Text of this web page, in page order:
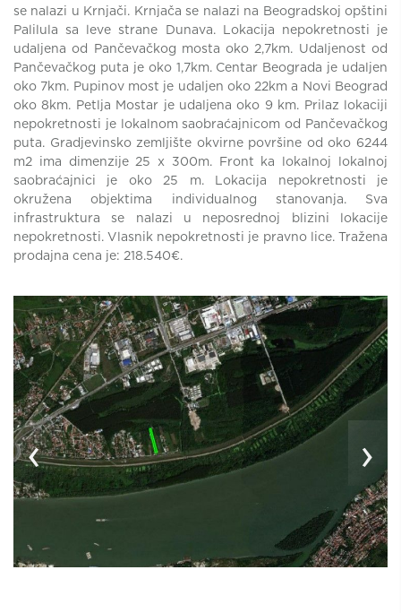
se nalazi u Krnjači. Krnjača se nalazi na Beogradskoj opštini
Palilula sa leve strane Dunava. Lokacija nepokretnosti je
udaljena od Pančevačkog mosta oko 2,7km. Udaljenost od
Pančevačkog puta je oko 1,7km. Centar Beograda je udaljen
oko 7km. Pupinov most je udaljen oko 22km a Novi Beograd
oko 8km. Petlja Mostar je udaljena oko 9 km. Prilaz lokaciji
nepokretnosti je lokalnom saobraćajnicom od Pančevačkog
puta. Gradjevinsko zemljište okvirne površine od oko 6244
m2 ima dimenzije 25 x 300m. Front ka lokalnoj lokalnoj
saobraćajnici je oko 25 m. Lokacija nepokretnosti je
okružena objektima individualnog stanovanja. Sva
infrastruktura se nalazi u neposrednoj blizini lokacije
nepokretnosti. Vlasnik nepokretnosti je pravno lice. Tražena
prodajna cena je: 218.540€.
‹ ›